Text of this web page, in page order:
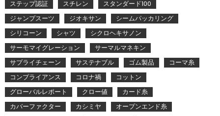
ステップ認証 スチレン
スタンダード100
ジャンプスーツ
ジオキサン
シームパッカリング
シリコーン
シャツ
シクロヘキサノン
サーモマイグレーション
サーマルマネキン
サプライチェーン
サステナブル ゴム製品
コーマ糸
コンプライアンス
コロナ禍
コットン
グローバルレポート
クロー値
カード糸
カバーファクター
カシミヤ
オープンエンド糸